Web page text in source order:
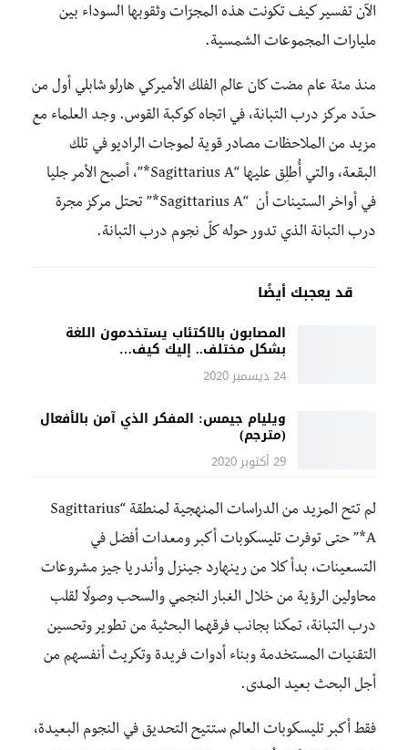
الآن تفسير كيف تكونت هذه المجرّات وثقوبها السوداء بين
مليارات المجموعات الشمسية.
منذ مئة عام مضت كان عالم الفلك الأميركي هارلو شابلي أول من
حدّد مركز درب التبانة، في اتجاه كوكبة القوس. وجد العلماء مع
مزيد من الملاحظات مصادر قوية لموجات الراديو في تلك
البقعة، والتي أُطلِق عليها “Sagittarius A*”، أصبح الأمر جليا
في أواخر الستينات أن “Sagittarius A*” تحتل مركز مجرة
درب التبانة الذي تدور حوله كلّ نجوم درب التبانة.
قد يعجبك أيضًا
المصابون بالاكتئاب يستخدمون اللغة
بشكل مختلف.. إليك كيف…
24 ديسمبر 2020
ويليام جيمس: المفكر الذي آمن بالأفعال
(مترجم)
29 أكتوبر 2020
لم تتح المزيد من الدراسات المنهجية لمنطقة “Sagittarius
A*” حتى توفرت تليسكوبات أكبر ومعدات أفضل في
التسعينات، بدأ كلا من رينهارد جينزل وأندريا جيز مشروعات
محاولين الرؤية من خلال الغبار النجمي والسحب وصولًا لقلب
درب التبانة، تمكنا بجانب فرقهما البحثية من تطوير وتحسين
التقنيات المستخدمة وبناء أدوات فريدة وتكريث أنفسهم من
أجل البحث بعيد المدى.
فقط أكبر تليسكوبات العالم ستتيح التحديق في النجوم البعيدة،